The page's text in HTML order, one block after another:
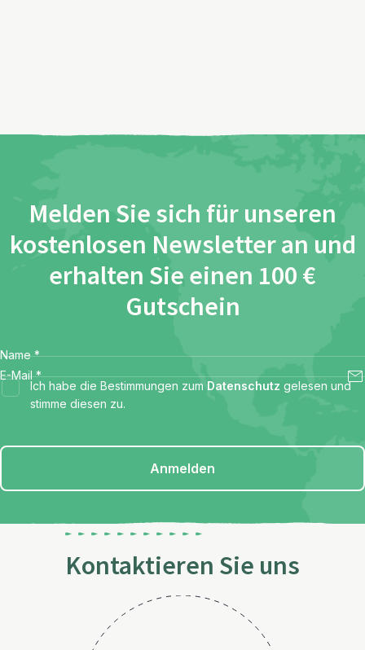
Melden Sie sich für unseren
kostenlosen Newsletter an und
erhalten Sie einen 100 €
Gutschein
Name *
E-Mail *
Ich habe die Bestimmungen zum Datenschutz gelesen und
stimme diesen zu.
Anmelden
Kontaktieren Sie uns